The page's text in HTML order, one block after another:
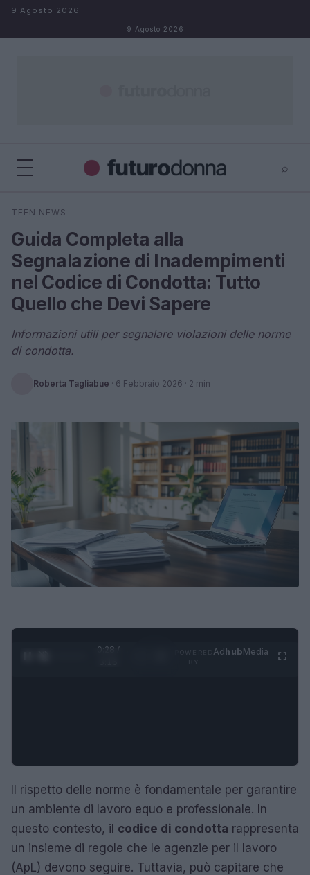
Salta al contenuto
9 Agosto 2026
9 Agosto 2026
⌕
Cerca
TEEN NEWS
Guida Completa alla
Segnalazione di Inadempimenti
nel Codice di Condotta: Tutto
Quello che Devi Sapere
Informazioni utili per segnalare violazioni delle norme
di condotta.
Roberta Tagliabue · 6 Febbraio 2026 · 2 min
0:28 /
AdhubMedia
Il rispetto delle norme è fondamentale per garantire
un ambiente di lavoro equo e professionale. In
questo contesto, il codice di condotta rappresenta
un insieme di regole che le agenzie per il lavoro
(ApL) devono seguire. Tuttavia, può capitare che